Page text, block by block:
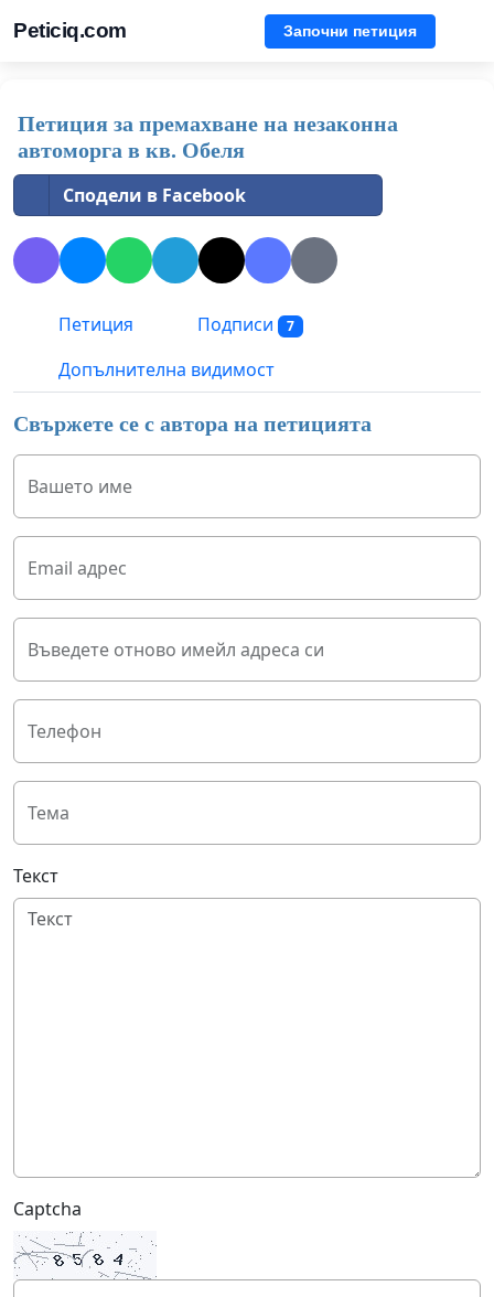
Peticiq.com Започни петиция
Петиция за премахване на незаконна
автоморга в кв. Обеля
Сподели в Facebook
Петиция Подписи 7
Допълнителна видимост
Свържете се с автора на петицията
Вашето име
Email адрес
Въведете отново имейл адреса си
Телефон
Тема
Текст
Captcha